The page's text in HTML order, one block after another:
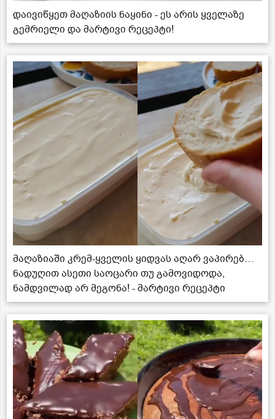
დაივიწყეთ მაღაზიის ნაყინი - ეს არის ყველაზე
გემრიელი და მარტივი რეცეპტი!
მაღაზიაში კრემ-ყველის ყიდვას აღარ ვაპირებ…
ნადუღით ასეთი საოცარი თუ გამოვიდოდა,
ნამდვილად არ მეგონა! - მარტივი რეცეპტი